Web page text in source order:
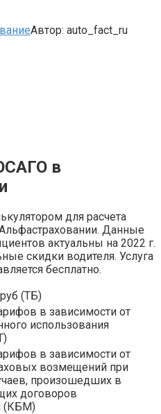
Автор: auto_fact_ru
в
для расчета
Данные
актуальны на 2022 г.
скидки водителя. Услуга
бесплатно.
(ТБ)
в зависимости от
использования
в зависимости от
возмещений при
произошедших в
договоров
(КБМ)